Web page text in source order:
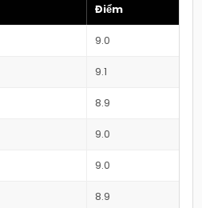
Điểm
9.0
9.1
8.9
9.0
9.0
8.9